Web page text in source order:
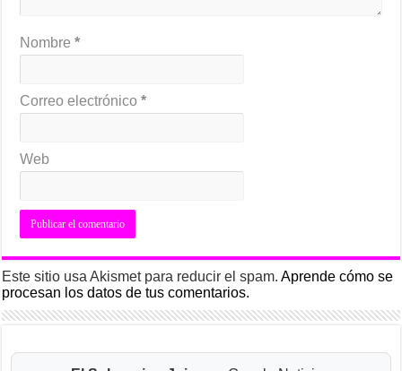
Nombre*
Correo electrónico*
Web
Este sitio usa Akismet para reducir el spam.Aprende cómo se
procesan los datos de tus comentarios.